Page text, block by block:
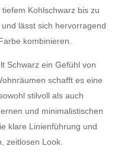
Kohlschwarz bis zu
lässt sich hervorragend
kombinieren.
Schwarz ein Gefühl von
schafft es eine
stilvoll als auch
und minimalistischen
klare Linienführung und
zeitlosen Look.